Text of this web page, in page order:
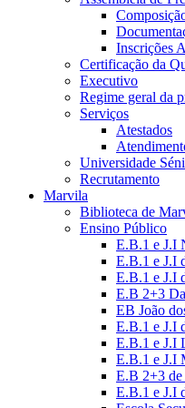
Inscrições
Certificação da
Executivo
Regime geral da
Serviços
Atestados
Universidade
Recrutamento
Marvila
Biblioteca de
Ensino Público
E.B.1 e J.I
E.B.1 e J.I
E.B.1 e J.I
E.B 2+3
EB João
E.B.1 e J.I
E.B.1 e J.I
E.B.1 e J.I
E.B 2+3
E.B.1 e J.I